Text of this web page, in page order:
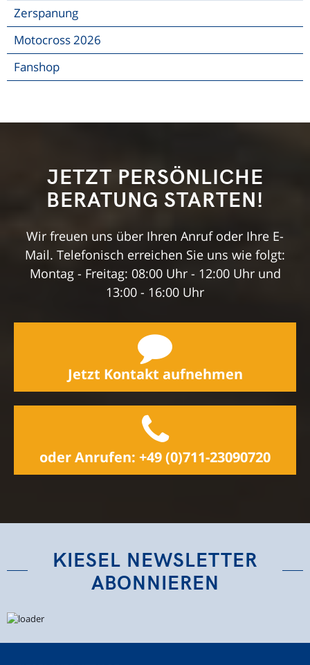
Zerspanung
Motocross 2026
Fanshop
JETZT PERSÖNLICHE
BERATUNG STARTEN!
Wir freuen uns über Ihren Anruf oder Ihre E-
Mail. Telefonisch erreichen Sie uns wie folgt:
Montag - Freitag: 08:00 Uhr - 12:00 Uhr und
13:00 - 16:00 Uhr
Jetzt Kontakt aufnehmen
oder Anrufen: +49 (0)711-23090720
KIESEL NEWSLETTER
ABONNIEREN